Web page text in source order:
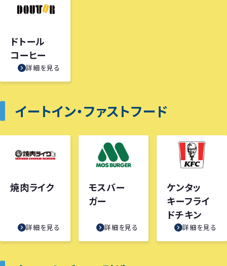
ドトール
コーヒー
詳細を見る
イートイン・ファストフード
焼肉ライク
詳細を見る
モスバー
ガー
詳細を見る
ケンタッ
キーフライ
ドチキン
詳細を見る